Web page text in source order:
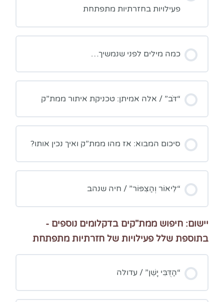
פעילויות בחזרתיות מתפתחת
כמה מילים לפני שנמשיך…
“דֹּב” / אלה אמיתן: טכניקת איתור ממת”ק
סיכום המבוא: אז מהו ממת”ק ואיך נכין אותו?
“לִיאוֹר וְהַצִּפּוֹר” / חיה שנהב
יישום: חיפוש ממת"קים בדקלומים נוספים -
בתוספת שלל פעילויות של חזרתיות מתפתחת
“הַדֻּבִּי יָשֵׁן” / עדולה